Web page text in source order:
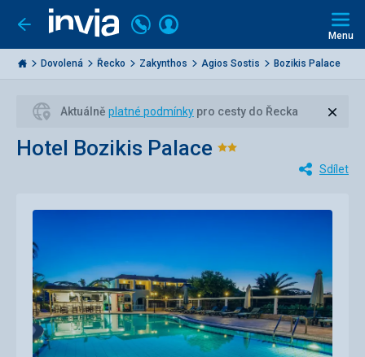
Jít
zpět
Invia.cz
Volejte
226
000
284
Přihlásit
Menu
Dovolená Řecko Zakynthos Agios Sostis Bozikis Palace
Aktuálně platné podmínky pro cesty do Řecka
Hotel Bozikis Palace Hodnocení:
Sdílet